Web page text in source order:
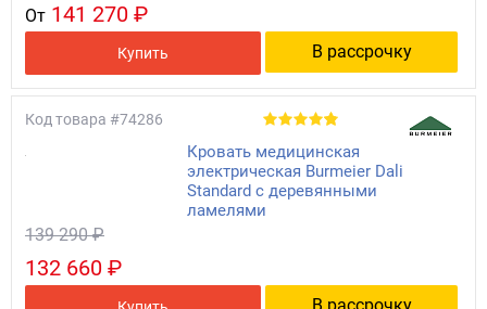
От 141 270 ₽
Купить В рассрочку
Код товара #74286
Кровать медицинская
электрическая Burmeier Dali
Standard с деревянными
ламелями
132 660 ₽
139 290 ₽